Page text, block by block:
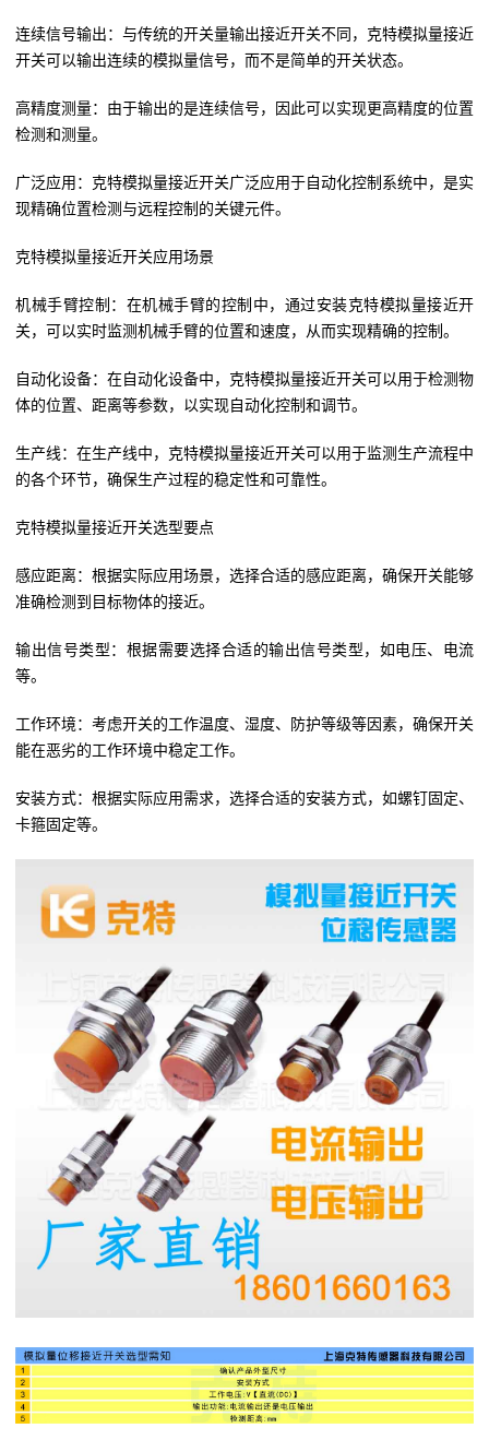
连续信号输出：与传统的开关量输出接近开关不同，克特模拟量接近
开关可以输出连续的模拟量信号，而不是简单的开关状态。
高精度测量：由于输出的是连续信号，因此可以实现更高精度的位置
检测和测量。
广泛应用：克特模拟量接近开关广泛应用于自动化控制系统中，是实
现精确位置检测与远程控制的关键元件。
克特模拟量接近开关应用场景
机械手臂控制：在机械手臂的控制中，通过安装克特模拟量接近开
关，可以实时监测机械手臂的位置和速度，从而实现精确的控制。
自动化设备：在自动化设备中，克特模拟量接近开关可以用于检测物
体的位置、距离等参数，以实现自动化控制和调节。
生产线：在生产线中，克特模拟量接近开关可以用于监测生产流程中
的各个环节，确保生产过程的稳定性和可靠性。
克特模拟量接近开关选型要点
感应距离：根据实际应用场景，选择合适的感应距离，确保开关能够
准确检测到目标物体的接近。
输出信号类型：根据需要选择合适的输出信号类型，如电压、电流
等。
工作环境：考虑开关的工作温度、湿度、防护等级等因素，确保开关
能在恶劣的工作环境中稳定工作。
安装方式：根据实际应用需求，选择合适的安装方式，如螺钉固定、
卡箍固定等。